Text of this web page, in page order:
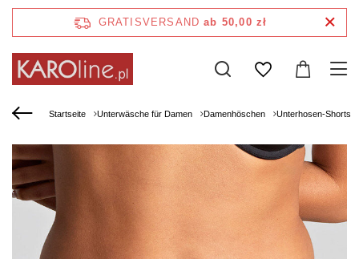
GRATISVERSAND ab 50,00 zł
Startseite Unterwäsche für Damen Damenhöschen Unterhosen-Shorts